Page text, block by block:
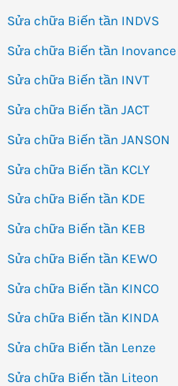
Sửa chữa Biến tần INDVS
Sửa chữa Biến tần Inovance
Sửa chữa Biến tần INVT
Sửa chữa Biến tần JACT
Sửa chữa Biến tần JANSON
Sửa chữa Biến tần KCLY
Sửa chữa Biến tần KDE
Sửa chữa Biến tần KEB
Sửa chữa Biến tần KEWO
Sửa chữa Biến tần KINCO
Sửa chữa Biến tần KINDA
Sửa chữa Biến tần Lenze
Sửa chữa Biến tần Liteon